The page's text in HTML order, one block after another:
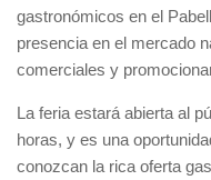
gastronómicos en el
presencia en el mercado
comerciales y
La feria estará abierta al
horas, y es una
conozcan la rica oferta